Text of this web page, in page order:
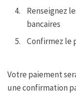
Renseignez
bancaires
Confirmez le
Votre paiement
une confirmation